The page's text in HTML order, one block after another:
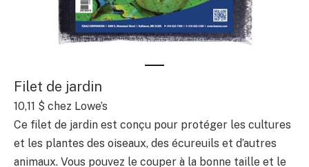
Filet de jardin
10,11 $ chez Lowe’s
Ce filet de jardin est conçu pour protéger les cultures
et les plantes des oiseaux, des écureuils et d’autres
animaux. Vous pouvez le couper à la bonne taille et le